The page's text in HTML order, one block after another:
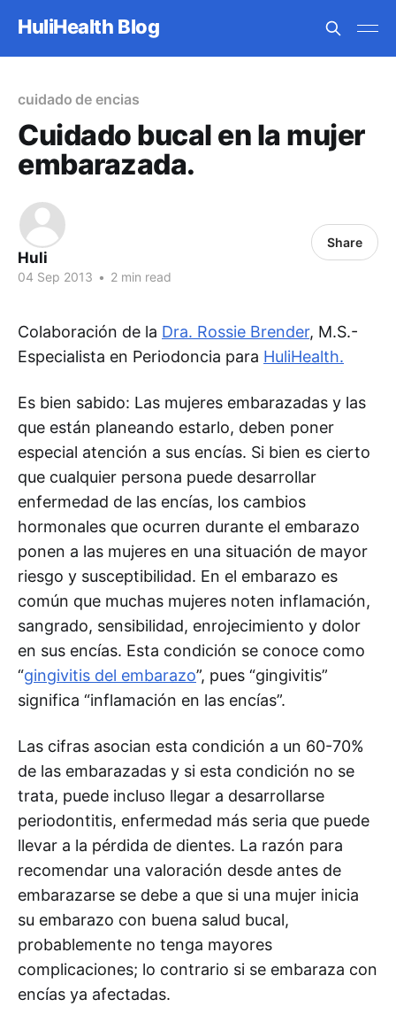
HuliHealth Blog
cuidado de encias
Cuidado bucal en la mujer
embarazada.
Huli
04 Sep 2013 • 2 min read
Share
Colaboración de la Dra. Rossie Brender, M.S.-
Especialista en Periodoncia para HuliHealth.
Es bien sabido: Las mujeres embarazadas y las
que están planeando estarlo, deben poner
especial atención a sus encías. Si bien es cierto
que cualquier persona puede desarrollar
enfermedad de las encías, los cambios
hormonales que ocurren durante el embarazo
ponen a las mujeres en una situación de mayor
riesgo y susceptibilidad. En el embarazo es
común que muchas mujeres noten inflamación,
sangrado, sensibilidad, enrojecimiento y dolor
en sus encías. Esta condición se conoce como
“gingivitis del embarazo”, pues “gingivitis”
significa “inflamación en las encías”.
Las cifras asocian esta condición a un 60-70%
de las embarazadas y si esta condición no se
trata, puede incluso llegar a desarrollarse
periodontitis, enfermedad más seria que puede
llevar a la pérdida de dientes. La razón para
recomendar una valoración desde antes de
embarazarse se debe a que si una mujer inicia
su embarazo con buena salud bucal,
probablemente no tenga mayores
complicaciones; lo contrario si se embaraza con
encías ya afectadas.